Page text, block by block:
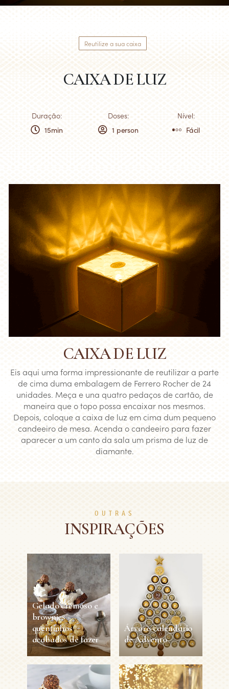
Reutilize a sua caixa
CAIXA DE LUZ
Duração: Doses:
Nível:
15min
1 person Fácil
CAIXA DE LUZ
Eis aqui uma forma impressionante de reutilizar a parte
de cima duma embalagem de Ferrero Rocher de 24
unidades. Meça e una quatro pedaços de cartão, de
maneira que o topo possa encaixar nos mesmos.
Depois, coloque a caixa de luz em cima dum pequeno
candeeiro de mesa. Acenda o candeeiro para fazer
aparecer a um canto da sala um prisma de luz de
diamante.
OUTRAS
INSPIRAÇÕES
Gelado cremoso e
brownies
quentinhos
acabados de fazer
Gelado cremoso e
brownies
Árvore-calendário
de Advento
Árvore-calendário
de Advento